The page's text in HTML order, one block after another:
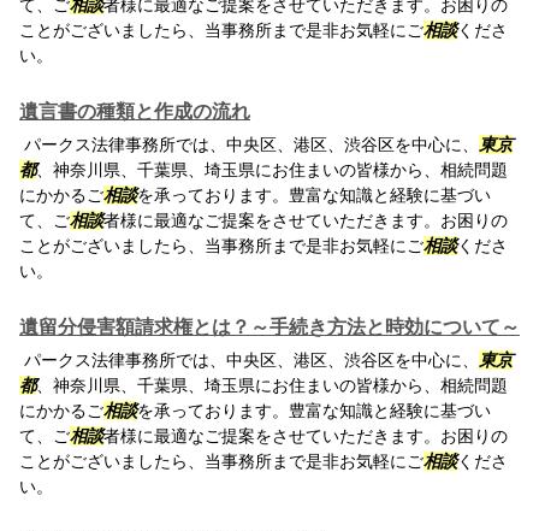
て、ご相談者様に最適なご提案をさせていただきます。お困りの
ことがございましたら、当事務所まで是非お気軽にご相談くださ
い。
遺言書の種類と作成の流れ
パークス法律事務所では、中央区、港区、渋谷区を中心に、
東京
都、神奈川県、千葉県、埼玉県にお住まいの皆様から、相続問題
にかかるご相談を承っております。豊富な知識と経験に基づい
て、ご相談者様に最適なご提案をさせていただきます。お困りの
ことがございましたら、当事務所まで是非お気軽にご相談くださ
い。
遺留分侵害額請求権とは？～手続き方法と時効について～
パークス法律事務所では、中央区、港区、渋谷区を中心に、
東京
都、神奈川県、千葉県、埼玉県にお住まいの皆様から、相続問題
にかかるご相談を承っております。豊富な知識と経験に基づい
て、ご相談者様に最適なご提案をさせていただきます。お困りの
ことがございましたら、当事務所まで是非お気軽にご相談くださ
い。